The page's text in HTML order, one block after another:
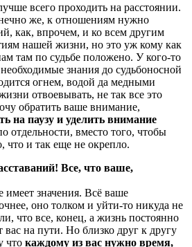
всего проходить на расстоянии.
же, к отношениям нужно
как, впрочем, и ко всем другим
нашей жизни, но это уж кому как
там по судьбе положено. У кого-то
знания до судьбоносной
огнем, водой да медными
отвоевывать, не так все это
обратить ваше внимание,
на паузу и уделить внимание
отдельности, вместо того, чтобы
что и так еще не окрепло.
Все, что ваше,
значения. Всё ваше
оно толком и уйти-то никуда не
что все, конец, а жизнь постоянно
вас на пути. Но близко друг к другу
что каждому из вас нужно время,